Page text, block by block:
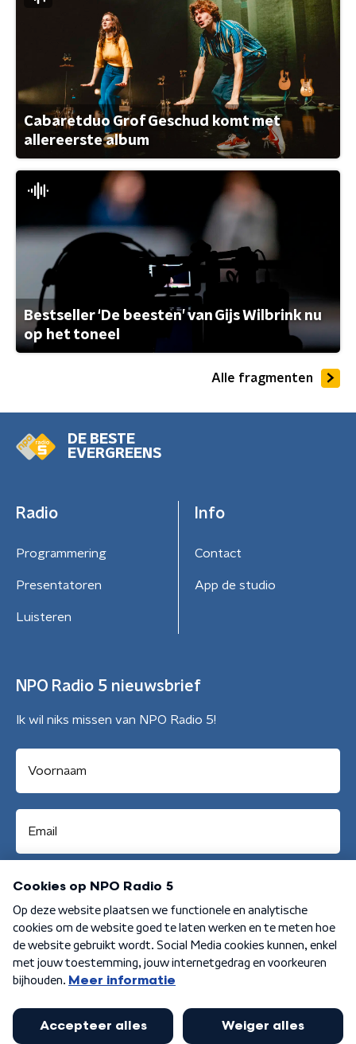
Cabaretduo Grof Geschud komt met
allereerste album
Bestseller ‘De beesten’ van Gijs Wilbrink nu
op het toneel
Alle fragmenten
DE BESTE
EVERGREENS
Radio
Programmering
Presentatoren
Luisteren
Info
Contact
App de studio
NPO Radio 5 nieuwsbrief
Ik wil niks missen van NPO Radio 5!
Aanmelden
Algemene voorwaarden